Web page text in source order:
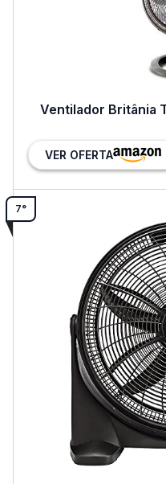
Ventilador Britânia
VER OFERTA
7°